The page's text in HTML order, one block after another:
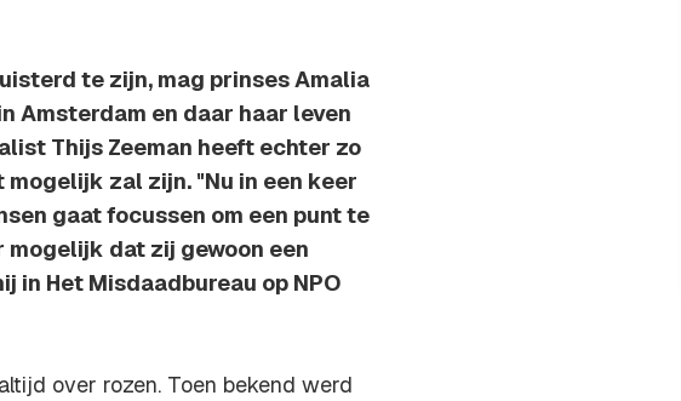
te zijn, mag prinses Amalia
Amsterdam en daar haar leven
Thijs Zeeman heeft echter zo
zal zijn. "Nu in een keer
gaat focussen om een punt te
dat zij gewoon een
in Het Misdaadbureau op NPO
over rozen. Toen bekend werd